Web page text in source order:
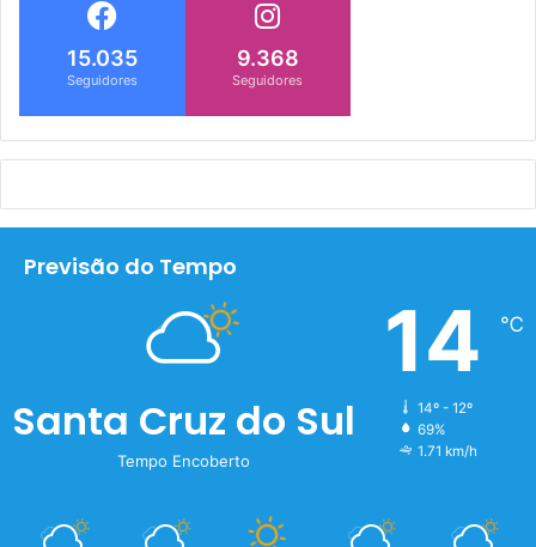
15.035
Seguidores
9.368
Seguidores
Previsão do Tempo
Santa Cruz do Sul
Tempo Encoberto
14 ℃
14º - 12º
69%
1.71 km/h